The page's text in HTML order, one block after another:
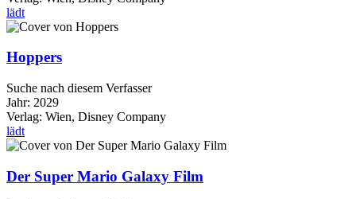
lädt
Hoppers
Suche nach diesem Verfasser
Jahr: 2029
Verlag: Wien, Disney Company
lädt
Der Super Mario Galaxy Film